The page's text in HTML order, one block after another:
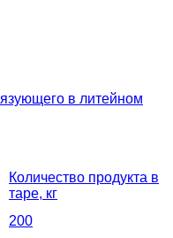
в литейном
Количество продукта в
таре, кг
200